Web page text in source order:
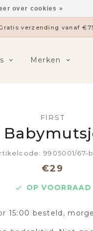
verzending vanaf
Merken
FIRST
9905001/67-
€29
OP VOORRAAD
15:00 besteld,
over cookies »